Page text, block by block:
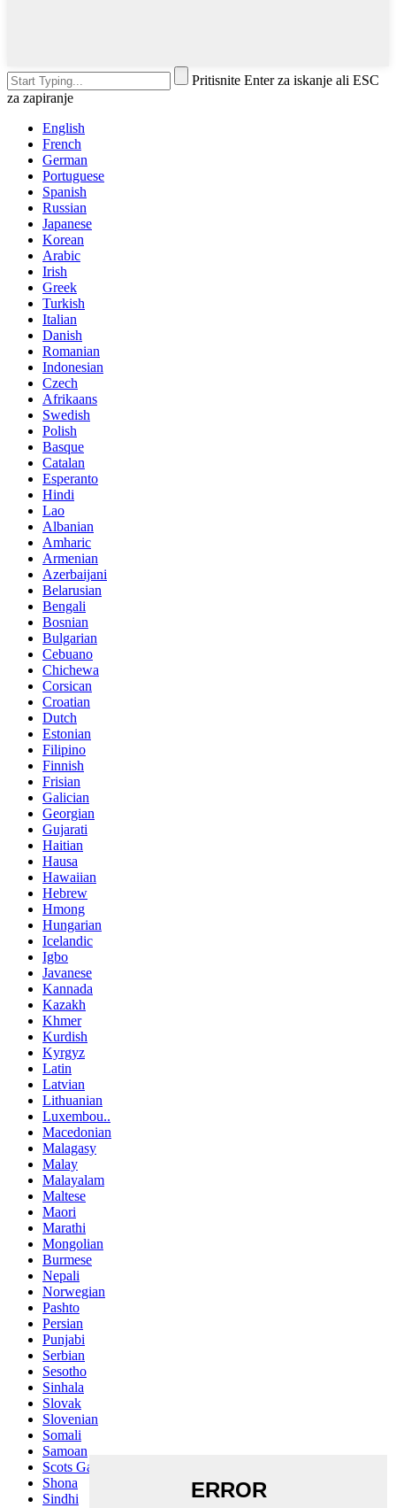
Pritisnite Enter za iskanje ali ESC
za zapiranje
English
French
German
Portuguese
Spanish
Russian
Japanese
Korean
Arabic
Irish
Greek
Turkish
Italian
Danish
Romanian
Indonesian
Czech
Afrikaans
Swedish
Polish
Basque
Catalan
Esperanto
Hindi
Lao
Albanian
Amharic
Armenian
Azerbaijani
Belarusian
Bengali
Bosnian
Bulgarian
Cebuano
Chichewa
Corsican
Croatian
Dutch
Estonian
Filipino
Finnish
Frisian
Galician
Georgian
Gujarati
Haitian
Hausa
Hawaiian
Hebrew
Hmong
Hungarian
Icelandic
Igbo
Javanese
Kannada
Kazakh
Khmer
Kurdish
Kyrgyz
Latin
Latvian
Lithuanian
Luxembou..
Macedonian
Malagasy
Malay
Malayalam
Maltese
Maori
Marathi
Mongolian
Burmese
Nepali
Norwegian
Pashto
Persian
Punjabi
Serbian
Sesotho
Sinhala
Slovak
Slovenian
Somali
Samoan
Scots Gaelic
Shona
Sindhi